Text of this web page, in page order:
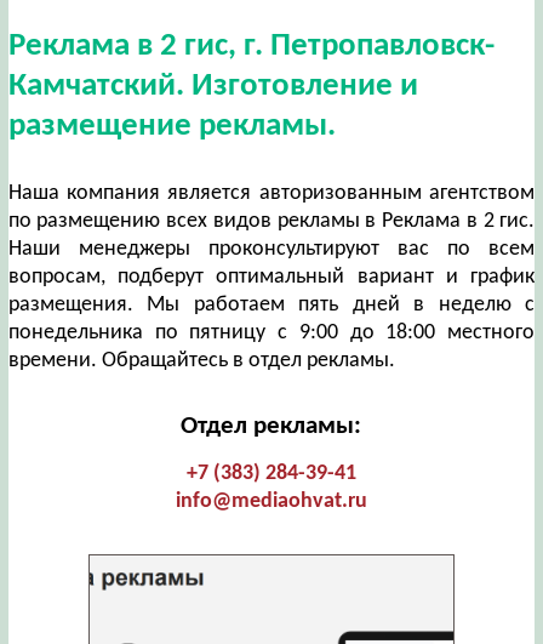
Реклама в 2 гис, г. Петропавловск-
Камчатский. Изготовление и
размещение рекламы.
Наша компания является авторизованным агентством
по размещению всех видов рекламы в Реклама в 2 гис.
Наши менеджеры проконсультируют вас по всем
вопросам, подберут оптимальный вариант и график
размещения. Мы работаем пять дней в неделю с
понедельника по пятницу с 9:00 до 18:00 местного
времени. Обращайтесь в отдел рекламы.
Отдел рекламы:
+7 (383) 284-39-41
info@mediaohvat.ru